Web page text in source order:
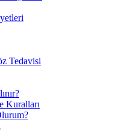
Tedavisi
Kuralları